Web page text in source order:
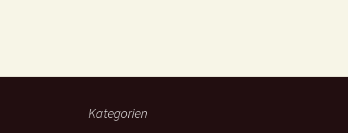
Kategorien